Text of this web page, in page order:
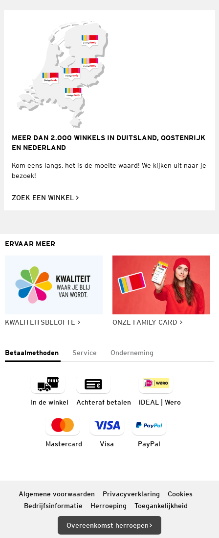
MEER DAN 2.000 WINKELS IN DUITSLAND, OOSTENRIJK
EN NEDERLAND
Kom eens langs, het is de moeite waard! We kijken uit naar je
bezoek!
ZOEK EEN WINKEL
ERVAAR MEER
KWALITEITSBELOFTE ONZE FAMILY CARD
Betaalmethoden Service Onderneming
In de winkel Achteraf betalen iDEAL | Wero
Mastercard Visa PayPal
Algemene voorwaarden Privacyverklaring
Cookies
Bedrijfsinformatie
Herroeping Toegankelijkheid
Overeenkomst herroepen